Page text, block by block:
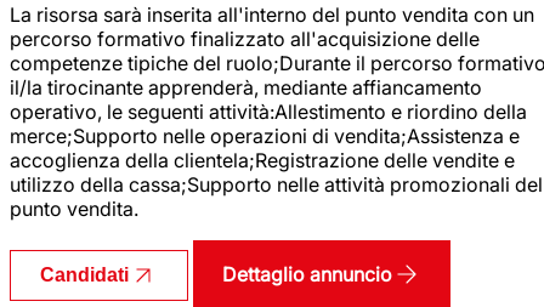
La risorsa sarà inserita all'interno del punto vendita con un
percorso formativo finalizzato all'acquisizione delle
competenze tipiche del ruolo;Durante il percorso
il/la tirocinante apprenderà, mediante affiancamento
operativo, le seguenti attività:Allestimento e riordino della
merce;Supporto nelle operazioni di vendita;Assistenza e
accoglienza della clientela;Registrazione delle vendite e
utilizzo della cassa;Supporto nelle attività promozionali del
punto vendita.
Candidati Dettaglio annuncio